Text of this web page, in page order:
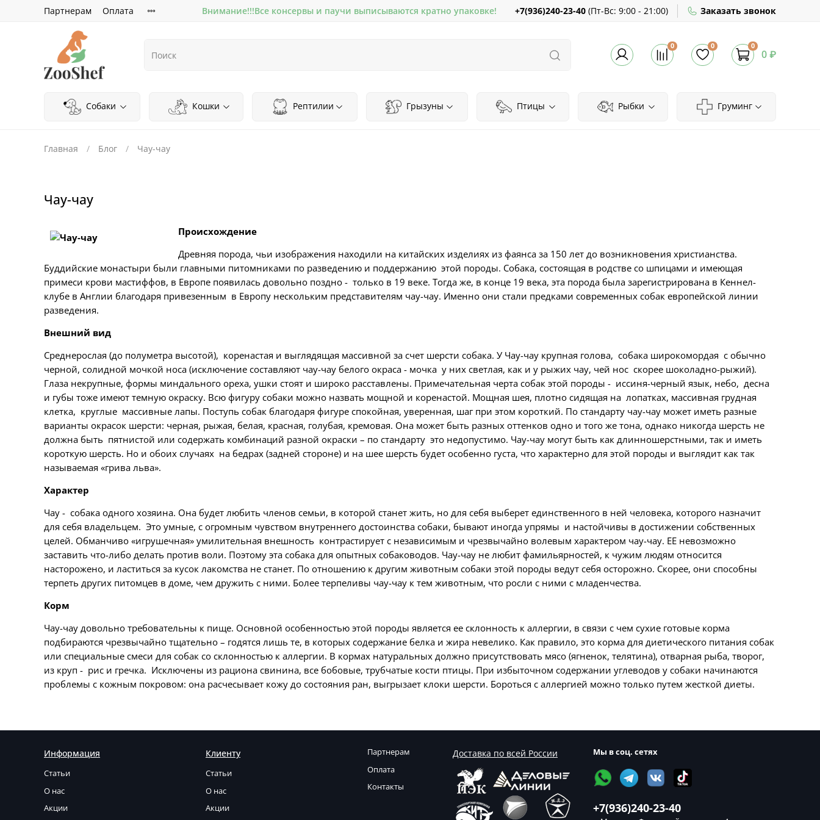
Партнерам Оплата Внимание!!!Все консервы и паучи выписываются кратно упаковке! +7(936)240-23-40 (Пт-Вс: 9:00 - 21:00) Заказать звонок
0 0 0
0 ₽
Собаки Кошки Рептилии Грызуны Птицы Рыбки Груминг
Главная Блог Чау-чау
Чау-чау
Происхождение
Древняя порода, чьи изображения находили на китайских изделиях из фаянса за 150 лет до возникновения христианства.
Буддийские монастыри были главными питомниками по разведению и поддержанию этой породы. Собака, состоящая в родстве со шпицами и имеющая
примеси крови мастиффов, в Европе появилась довольно поздно - только в 19 веке. Тогда же, в конце 19 века, эта порода была зарегистрирована в Кеннел-
клубе в Англии благодаря привезенным в Европу нескольким представителям чау-чау. Именно они стали предками современных собак европейской линии
разведения.
Внешний вид
Среднерослая (до полуметра высотой), коренастая и выглядящая массивной за счет шерсти собака. У Чау-чау крупная голова, собака широкомордая с обычно
черной, солидной мочкой носа (исключение составляют чау-чау белого окраса - мочка у них светлая, как и у рыжих чау, чей нос скорее шоколадно-рыжий).
Глаза некрупные, формы миндального ореха, ушки стоят и широко расставлены. Примечательная черта собак этой породы - иссиня-черный язык, небо, десна
и губы тоже имеют темную окраску. Всю фигуру собаки можно назвать мощной и коренастой. Мощная шея, плотно сидящая на лопатках, массивная грудная
клетка, круглые массивные лапы. Поступь собак благодаря фигуре спокойная, уверенная, шаг при этом короткий. По стандарту чау-чау может иметь разные
варианты окрасок шерсти: черная, рыжая, белая, красная, голубая, кремовая. Она может быть разных оттенков одно и того же тона, однако никогда шерсть не
должна быть пятнистой или содержать комбинаций разной окраски – по стандарту это недопустимо. Чау-чау могут быть как длинношерстными, так и иметь
короткую шерсть. Но и обоих случаях на бедрах (задней стороне) и на шее шерсть будет особенно густа, что характерно для этой породы и выглядит как так
называемая «грива льва».
Характер
Чау - собака одного хозяина. Она будет любить членов семьи, в которой станет жить, но для себя выберет единственного в ней человека, которого назначит
для себя владельцем. Это умные, с огромным чувством внутреннего достоинства собаки, бывают иногда упрямы и настойчивы в достижении собственных
целей. Обманчиво «игрушечная» умилительная внешность контрастирует с независимым и чрезвычайно волевым характером чау-чау. ЕЕ невозможно
заставить что-либо делать против воли. Поэтому эта собака для опытных собаководов. Чау-чау не любит фамильярностей, к чужим людям относится
насторожено, и ластиться за кусок лакомства не станет. По отношению к другим животным собаки этой породы ведут себя осторожно. Скорее, они способны
терпеть других питомцев в доме, чем дружить с ними. Более терпеливы чау-чау к тем животным, что росли с ними с младенчества.
Корм
Чау-чау довольно требовательны к пище. Основной особенностью этой породы является ее склонность к аллергии, в связи с чем сухие готовые корма
подбираются чрезвычайно тщательно – годятся лишь те, в которых содержание белка и жира невелико. Как правило, это корма для диетического питания собак
или специальные смеси для собак со склонностью к аллергии. В кормах натуральных должно присутствовать мясо (ягненок, телятина), отварная рыба, творог,
из круп - рис и гречка. Исключены из рациона свинина, все бобовые, трубчатые кости птицы. При избыточном содержании углеводов у собаки начинаются
проблемы с кожным покровом: она расчесывает кожу до состояния ран, выгрызает клоки шерсти. Бороться с аллергией можно только путем жесткой диеты.
Информация
Статьи
О нас
Акции
Клиенту
Статьи
О нас
Акции
Партнерам
Оплата
Контакты
Доставка по всей России Мы в соц. сетях
+7(936)240-23-40